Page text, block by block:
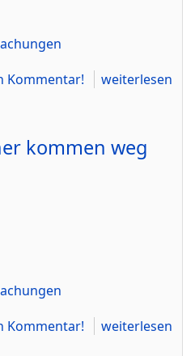
Kommentar!
weiterlesen
kommen weg
Kommentar!
weiterlesen